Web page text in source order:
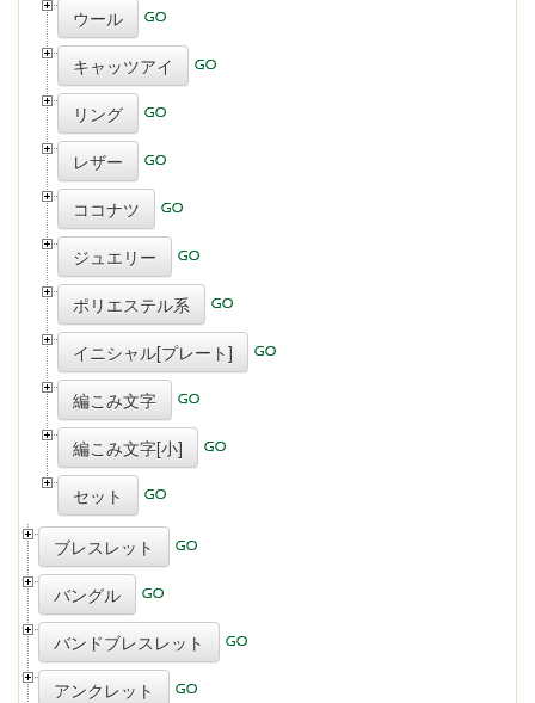
ウール
キャッツアイ
リング
レザー
ココナツ
ジュエリー
ポリエステル系
イニシャル[プレート]
編こみ文字
編こみ文字[小]
セット
ブレスレット
バングル
バンドブレスレット
アンクレット